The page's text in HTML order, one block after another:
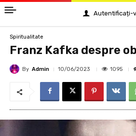
Autentificați-
Spiritualitate
Franz Kafka despre
By Admin 10/06/2023 1095